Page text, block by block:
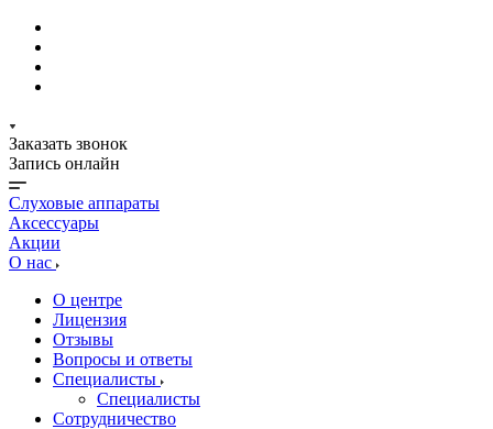
Заказать звонок
Запись онлайн
Слуховые аппараты
Аксессуары
Акции
О нас
О центре
Лицензия
Отзывы
Вопросы и ответы
Специалисты
Специалисты
Сотрудничество